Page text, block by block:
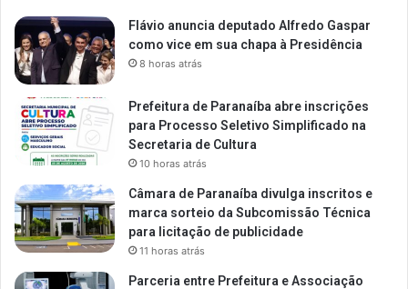
Flávio anuncia deputado Alfredo Gaspar
como vice em sua chapa à Presidência
8 horas atrás
Prefeitura de Paranaíba abre inscrições
para Processo Seletivo Simplificado na
Secretaria de Cultura
10 horas atrás
Câmara de Paranaíba divulga inscritos e
marca sorteio da Subcomissão Técnica
para licitação de publicidade
11 horas atrás
Parceria entre Prefeitura e Associação